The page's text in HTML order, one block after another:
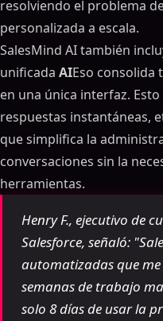
resolviendo el problema
personalizada a escala.
SalesMind AI también
unificada AIEso consolida
en una única interfaz.
respuestas instantáneas,
que simplifica la
conversaciones sin la
herramientas.
Henry F., ejecutivo de
Salesforce, señaló:
automatizadas que
semanas de trabajo
solo 8 días de usar la